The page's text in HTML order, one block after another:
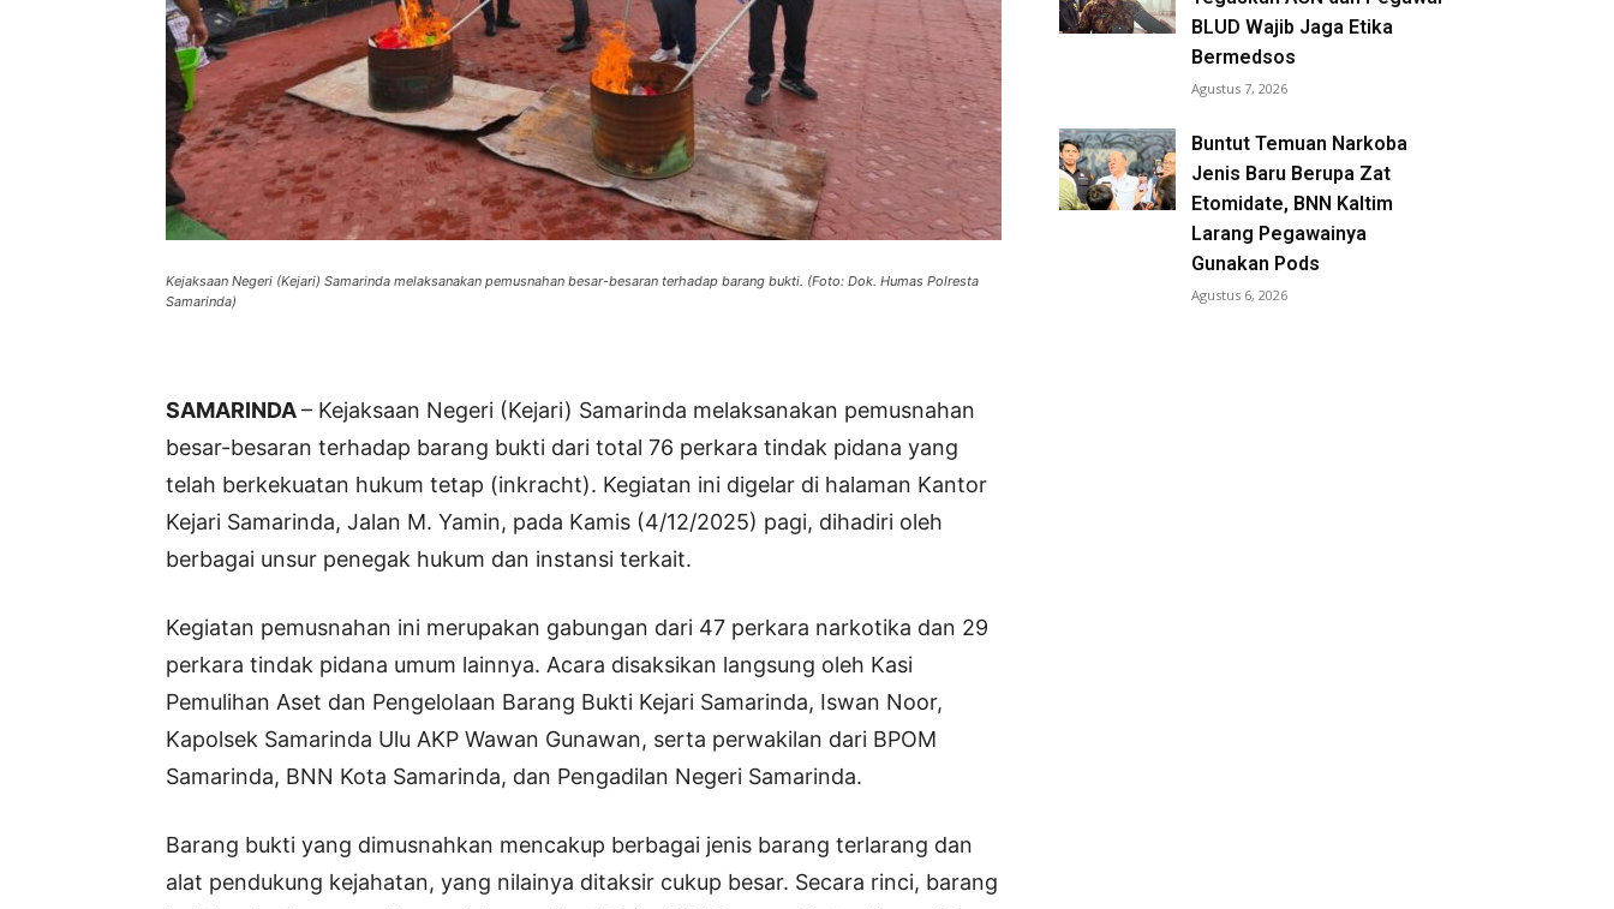
Kejaksaan Negeri (Kejari) Samarinda melaksanakan pemusnahan besar-besaran terhadap barang bukti. (Foto: Dok. Humas Polresta
Samarinda)
SAMARINDA– Kejaksaan Negeri (Kejari) Samarinda melaksanakan pemusnahan
besar-besaran terhadap barang bukti dari total 76 perkara tindak pidana yang
telah berkekuatan hukum tetap (inkracht). Kegiatan ini digelar di halaman Kantor
Kejari Samarinda, Jalan M. Yamin, pada Kamis (4/12/2025) pagi, dihadiri oleh
berbagai unsur penegak hukum dan instansi terkait.
Kegiatan pemusnahan ini merupakan gabungan dari 47 perkara narkotika dan 29
perkara tindak pidana umum lainnya. Acara disaksikan langsung oleh Kasi
Pemulihan Aset dan Pengelolaan Barang Bukti Kejari Samarinda, Iswan Noor,
Kapolsek Samarinda Ulu AKP Wawan Gunawan, serta perwakilan dari BPOM
Samarinda, BNN Kota Samarinda, dan Pengadilan Negeri Samarinda.
Barang bukti yang dimusnahkan mencakup berbagai jenis barang terlarang dan
alat pendukung kejahatan, yang nilainya ditaksir cukup besar. Secara rinci, barang
BLUD Wajib Jaga Etika
Bermedsos
Agustus 7, 2026
Buntut Temuan Narkoba
Jenis Baru Berupa Zat
Etomidate, BNN Kaltim
Larang Pegawainya
Gunakan Pods
Agustus 6, 2026